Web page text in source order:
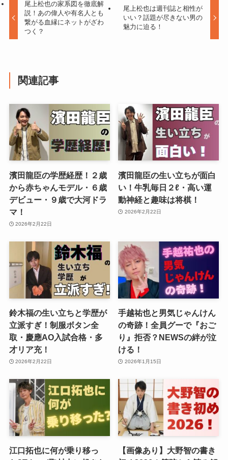
尾上松也の家系図を徹底解
説！あの偉人や有名人とも
繋がる血縁にネットがざわ
つく？
尾上松也は週刊誌と相性が
いい？話題が尽きない男の
魅力に迫る！
関連記事
濱田龍臣の学歴経歴！２歳
から赤ちゃんモデル・６歳
デビュー・９歳で大河ドラ
マ！
2026年2月22日
濱田龍臣の生い立ちが面白
い！牛乳毎日２ℓ・高い運
動神経と趣味は将棋！
2026年2月22日
鈴木福の生い立ちと学歴が
立派すぎ！制服ボタン全
取・慶應AO入試合格・多
才リア充！
2026年2月22日
手越祐也と男気じゃんけん
の奇跡！全員グーで『おご
り』拒否？NEWSの絆が泣
ける！
2026年1月15日
江口拓也に何が乗り移っ
【画像あり】大野智の書き